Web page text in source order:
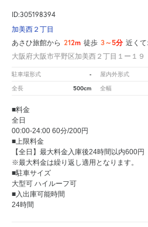
ID:305198394
加美西２丁目
あさひ旅館から 212m 徒歩 3～5分 近くて
大阪府大阪市平野区加美西２丁目１ー１９
駐車場形式 - 屋内外形式
全長 500cm 全幅
■料金
全日
00:00-24:00 60分/200円
■上限料金
【全日】最大料金入庫後24時間以内600円
※最大料金は繰り返し適用となります。
■駐車サイズ
大型可 ハイルーフ可
■入出庫可能時間
24時間